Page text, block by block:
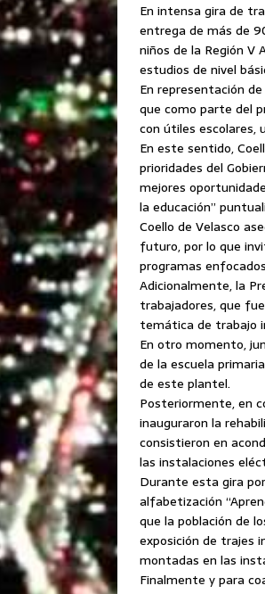
En intensa gira de
entrega de más de
niños de la Región V
estudios de nivel
En representación
que como parte del
con útiles escolares,
En este sentido,
prioridades del
mejores
la educación”
Coello de Velasco
futuro, por lo que
programas
Adicionalmente, la
trabajadores, que
temática de trabajo
En otro momento,
de la escuela
de este plantel.
Posteriormente, en
inauguraron la
consistieron en
las instalaciones
Durante esta gira
alfabetización
que la población de
exposición de trajes
montadas en las
Finalmente y para